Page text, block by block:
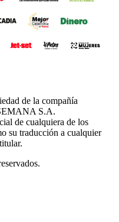
de la compañía
S.A.
de cualquiera de los
su traducción a cualquier